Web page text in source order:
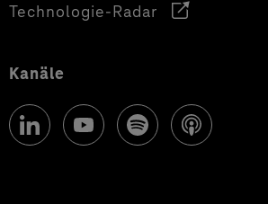
Technologie-Radar
Kanäle